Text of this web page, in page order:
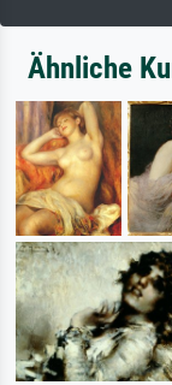
Ähnliche